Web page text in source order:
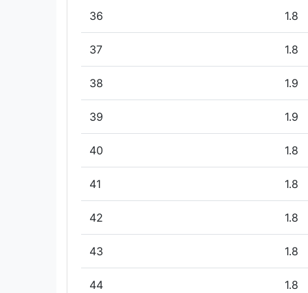
36 1.8
37 1.8
38 1.9
39 1.9
40 1.8
41 1.8
42 1.8
43 1.8
44 1.8